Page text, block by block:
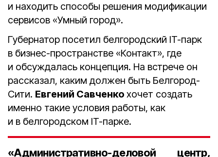
и находить способы решения модификации
сервисов «Умный город».
Губернатор посетил белгородский IT-парк
в бизнес-пространстве «Контакт», где
и обсуждалась концепция. На встрече он
рассказал, каким должен быть Белгород-
Сити. Евгений Савченко хочет создать
именно такие условия работы, как
и в белгородском IT-парке.
«Административно-деловой центр,